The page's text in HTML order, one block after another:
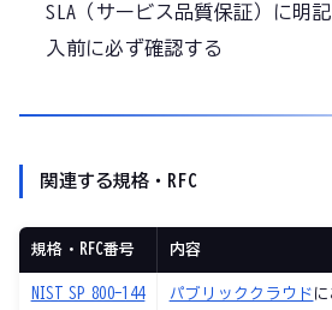
SLA（サービス品質保証）に明
入前に必ず確認する
関連する規格・RFC
規格・RFC番号 内容
NIST SP 800-144 パブリッククラウド